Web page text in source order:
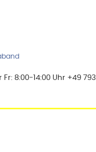
8:00-14:00 Uhr +49 7931